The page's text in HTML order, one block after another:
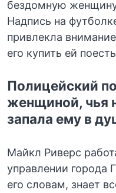
бездомную
Надпись на
привлекла
его купить ей
Полицейский
женщиной, чья
запала ему в
Майкл Риверс
управлении города
его словам, знает